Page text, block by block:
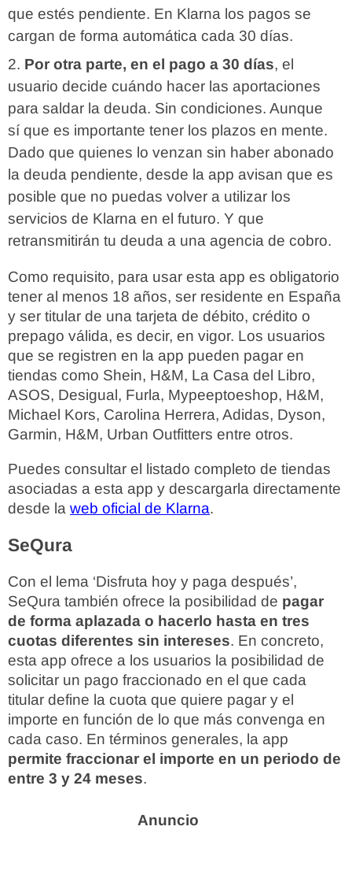
que estés pendiente. En Klarna los pagos se
cargan de forma automática cada 30 días.
Por otra parte, en el pago a 30 días, el
usuario decide cuándo hacer las aportaciones
para saldar la deuda. Sin condiciones. Aunque
sí que es importante tener los plazos en mente.
Dado que quienes lo venzan sin haber abonado
la deuda pendiente, desde la app avisan que es
posible que no puedas volver a utilizar los
servicios de Klarna en el futuro. Y que
retransmitirán tu deuda a una agencia de cobro.
Como requisito, para usar esta app es obligatorio
tener al menos 18 años, ser residente en España
y ser titular de una tarjeta de débito, crédito o
prepago válida, es decir, en vigor. Los usuarios
que se registren en la app pueden pagar en
tiendas como Shein, H&M, La Casa del Libro,
ASOS, Desigual, Furla, Mypeeptoeshop, H&M,
Michael Kors, Carolina Herrera, Adidas, Dyson,
Garmin, H&M, Urban Outfitters entre otros.
Puedes consultar el listado completo de tiendas
asociadas a esta app y descargarla directamente
desde la web oficial de Klarna.
SeQura
Con el lema ‘Disfruta hoy y paga después’,
SeQura también ofrece la posibilidad de pagar
de forma aplazada o hacerlo hasta en tres
cuotas diferentes sin intereses. En concreto,
esta app ofrece a los usuarios la posibilidad de
solicitar un pago fraccionado en el que cada
titular define la cuota que quiere pagar y el
importe en función de lo que más convenga en
cada caso. En términos generales, la app
permite fraccionar el importe en un periodo de
entre 3 y 24 meses.